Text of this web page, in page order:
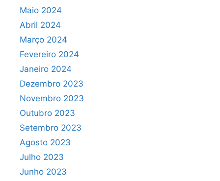
Maio 2024
Abril 2024
Março 2024
Fevereiro 2024
Janeiro 2024
Dezembro 2023
Novembro 2023
Outubro 2023
Setembro 2023
Agosto 2023
Julho 2023
Junho 2023